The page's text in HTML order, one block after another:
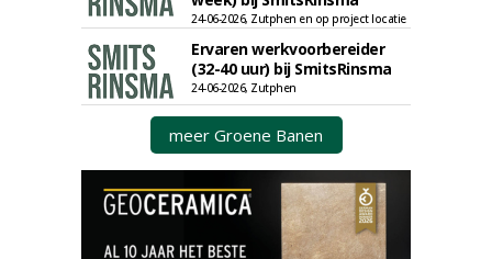
24-06-2026, Zutphen en op project locatie
Ervaren werkvoorbereider
(32-40 uur) bij SmitsRinsma
24-06-2026, Zutphen
meer Groene Banen